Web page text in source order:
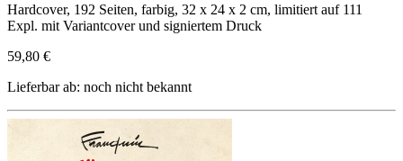
Hardcover, 192 Seiten, farbig, 32 x 24 x 2 cm, limitiert auf 111
Expl. mit Variantcover und signiertem Druck
59,80 €
Lieferbar ab: noch nicht bekannt